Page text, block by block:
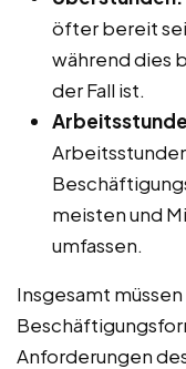
öfter bereit
während dies
der Fall ist.
meisten und
umfassen.
Insgesamt
Anforderungen